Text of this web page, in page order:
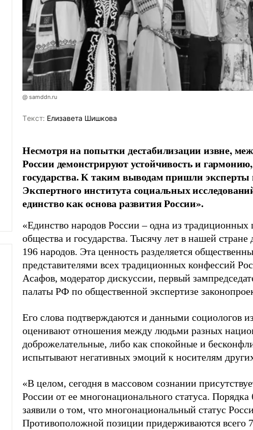
@ samddn.ru
Tекст: Елизавета Шишкова
Несмотря на попытки дестабилизации извне,
России демонстрируют устойчивость и
государства. К таким выводам пришли эксперты
Экспертного института социальных
единство как основа развития России».
«Единство народов России – одна из
общества и государства. Тысячу лет в нашей
196 народов. Эта ценность разделяется
представителями всех традиционных конфессий
Асафов, модератор дискуссии, первый
палаты РФ по общественной экспертизе
Его слова подтверждаются и данными социологов
оценивают отношения между людьми разных
доброжелательные, либо как спокойные и
испытывают негативных эмоций к носителям
«В целом, сегодня в массовом сознании
России от ее многонационального статуса.
заявили о том, что многонациональный статус
Противоположной позиции придерживаются всего